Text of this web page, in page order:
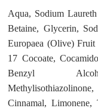
Aqua, Sodium
Betaine, Glycerin,
Europaea (Olive)
17 Cocoate,
Benzyl
Cinnamal, Limonene,